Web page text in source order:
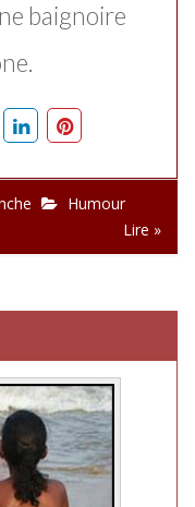
baignoire
Humour
Lire »